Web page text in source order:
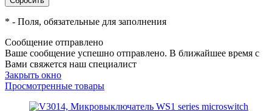
* - Поля, обязательные для заполнения
Сообщение отправлено
Ваше сообщение успешно отправлено. В ближайшее время с
Вами свяжется наш специалист
Закрыть окно
Просмотренные товары